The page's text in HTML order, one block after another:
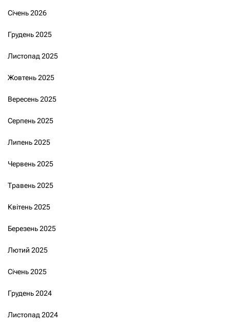
Січень 2026
Грудень 2025
Листопад 2025
Жовтень 2025
Вересень 2025
Серпень 2025
Липень 2025
Червень 2025
Травень 2025
Квітень 2025
Березень 2025
Лютий 2025
Січень 2025
Грудень 2024
Листопад 2024